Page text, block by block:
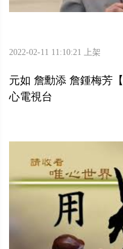
2022-02-11 11:10:21 上架
元如 詹勳添 詹鍾梅芳
心電視台